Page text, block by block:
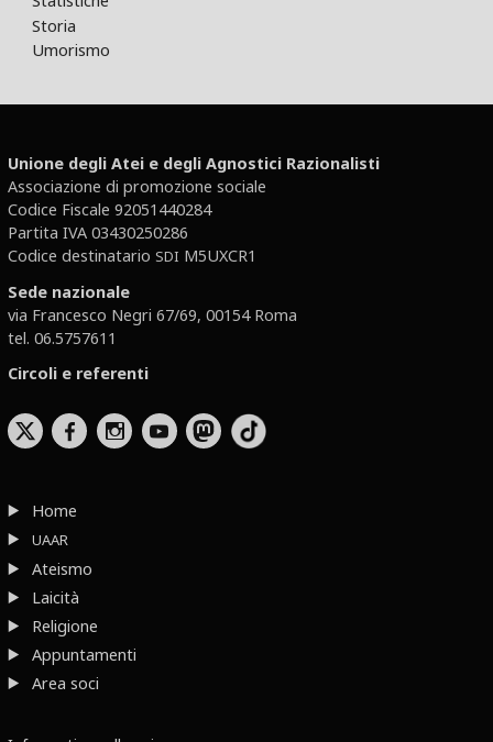
Storia
Umorismo
Unione degli Atei e degli Agnostici Razionalisti
Associazione di promozione sociale
Codice Fiscale 92051440284
Partita IVA 03430250286
Codice destinatario SDI M5UXCR1
Sede nazionale
via Francesco Negri 67/69, 00154 Roma
tel. 06.5757611
Circoli e referenti
b x r
Home
UAAR
Ateismo
Laicità
Religione
Appuntamenti
Area soci